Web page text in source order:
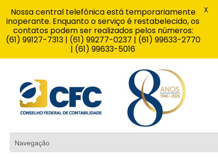
Nossa central telefônica está temporariamente
inoperante. Enquanto o serviço é restabelecido, os
contatos podem ser realizados pelos números:
(61) 99127-7313 | (61) 99277-0237 | (61) 99633-2770
| (61) 99633-5016
X